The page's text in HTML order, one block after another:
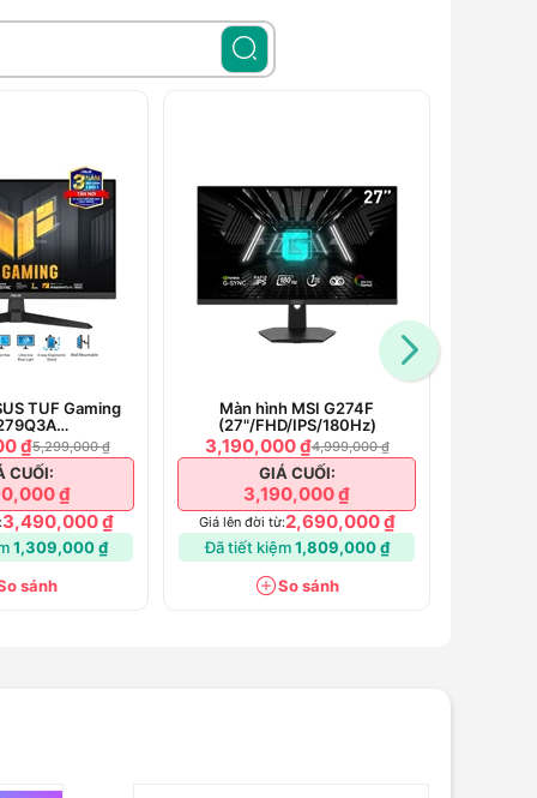
TUF Gaming
IPS/180Hz)
₫5,299,000 ₫
CUỐI:
₫
3,490,000 ₫
1,309,000 ₫
sánh
Màn hình MSI G274F
(27"/FHD/IPS/180Hz)
3,190,000 ₫4,999,000 ₫
GIÁ CUỐI:
3,190,000 ₫
Giá lên đời từ:2,690,000 ₫
Đã tiết kiệm1,809,000 ₫
So sánh